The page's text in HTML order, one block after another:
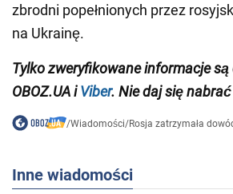
zbrodni popełnionych przez
na Ukrainę.
Tylko zweryfikowane informacje
OBOZ.UA iViber. Nie daj się
/Wiadomości/Rosja zatrzymała
Inne wiadomości